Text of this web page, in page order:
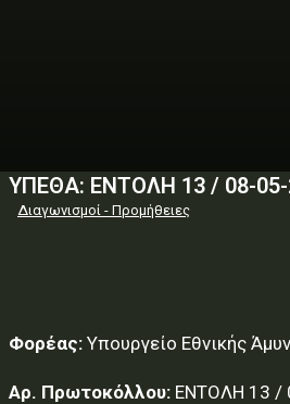
ΥΠΕΘΑ: ΕΝΤΟΛΗ 13 / 08-05-
Διαγωνισμοί - Προμήθειες
Φορέας: Υπουργείο Εθνικής
Αρ. Πρωτοκόλλου: ΕΝΤΟΛΗ 13 /